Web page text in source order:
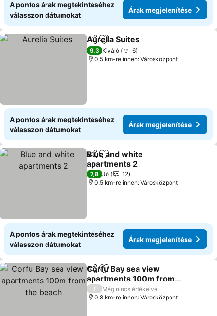
A pontos árak megtekintéséhez
válasszon dátumokat
Árak megjelenítése
Megosztás
Hozzáadás a kedvencekhez
Aurelia Suites
9,3 Kiváló
6
0.5 km-re innen: Városközpont
A pontos árak megtekintéséhez
válasszon dátumokat
Árak megjelenítése
Megosztás
Hozzáadás a kedvencekhez
Blue and white
apartments 2
Árak megjelenítése
7,8 Jó
12
0.5 km-re innen: Városközpont
A pontos árak megtekintéséhez
válasszon dátumokat
Árak megjelenítése
Megosztás
Hozzáadás a kedvencekhez
Corfu Bay sea view
apartments 100m from
the beach
Árak megjelenítése
/
Még nincs értékelve
0.8 km-re innen: Városközpont